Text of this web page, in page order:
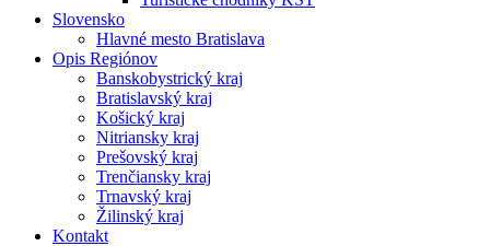
Slovensko
Hlavné mesto Bratislava
Opis Regiónov
Banskobystrický kraj
Bratislavský kraj
Košický kraj
Nitriansky kraj
Prešovský kraj
Trenčiansky kraj
Trnavský kraj
Žilinský kraj
Kontakt